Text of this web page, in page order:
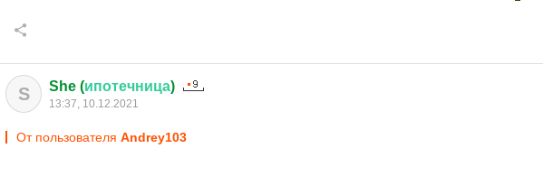
S She (ипотечница)
13:37, 10.12.2021
От пользователя Andrey103